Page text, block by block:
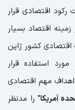
اقتصادی قرار
اقتصاد بسیار
اقتصادی کشور ژاپن
استفاده قرار
ژاپن اهداف مهم اقتصادی
آمریکا" را مدنظر